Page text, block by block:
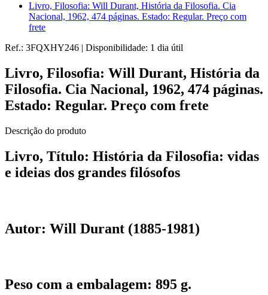
Livro, Filosofia: Will Durant, História da Filosofia. Cia
Nacional, 1962, 474 páginas. Estado: Regular. Preço com
frete
Ref.: 3FQXHY246 | Disponibilidade: 1 dia útil
Livro, Filosofia: Will Durant, História da
Filosofia. Cia Nacional, 1962, 474 páginas.
Estado: Regular. Preço com frete
Descrição do produto
Livro, Título: História da Filosofia: vidas
e ideias dos grandes filósofos
Autor: Will Durant (1885-1981)
Peso com a embalagem: 895 g.